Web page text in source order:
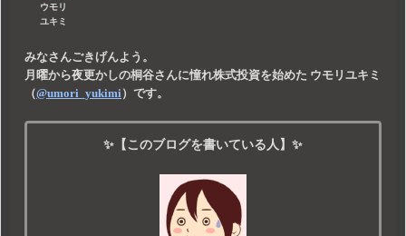
ウモリ
ユキミ
みなさんごきげんよう。
月曜から夜更かしの桐谷さんに憧れ株式投資を始めた ウモリユキミ
（@umori_yukimi ）です。
✨【このブログを書いている人】✨